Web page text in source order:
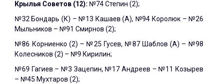
Крылья Советов (12): №74 Степин (2);
№32 Бондарь (К) – №13 Кашаев (А), №94 Королюк – №26
Мыльников – №91 Смирнов (2);
№86 Корниенко (2) – №25 Гусев, №87 Шаблов (А) – №98
Колесников (2) – №9 Кирилин;
№69 Гагиев – №3 Зацепин, №17 Андреев – №11 Козырев
– №45 Мухтаров (2);